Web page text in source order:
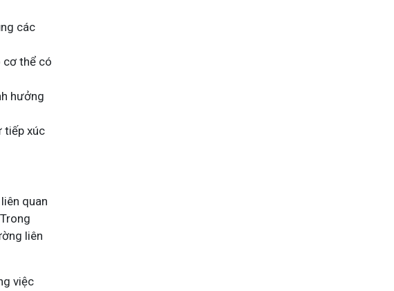
các
cơ thể có
hưởng
tiếp xúc
quan
liên
việc